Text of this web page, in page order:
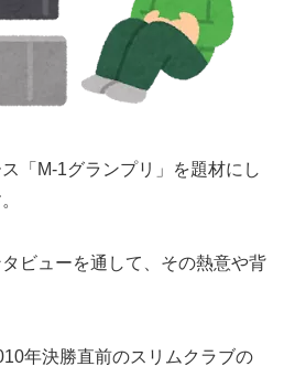
「M-1グランプリ」を題材にし
ビューを通して、その熱意や背
年決勝直前のスリムクラブの